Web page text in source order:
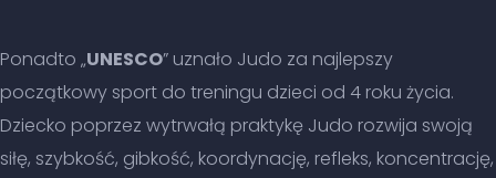
Ponadto „UNESCO” uznało Judo za najlepszy
początkowy sport do treningu dzieci od 4 roku życia.
Dziecko poprzez wytrwałą praktykę Judo rozwija swoją
siłę, szybkość, gibkość, koordynację, refleks, koncentrację,